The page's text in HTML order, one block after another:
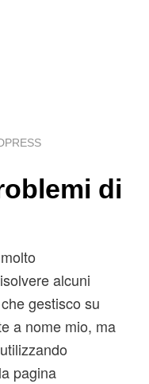
di
alcuni
gestisco su
a nome mio, ma
pagina